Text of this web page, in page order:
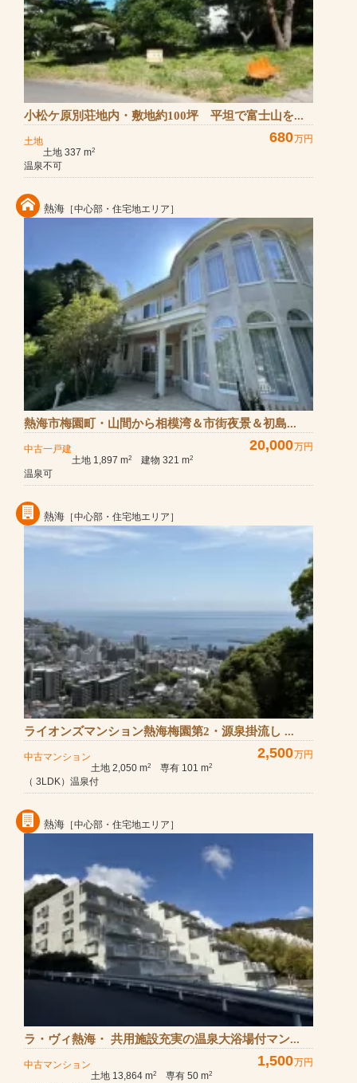
小松ケ原別荘地内・敷地約100坪 平坦で富士山を...
土地 680万円
土地 337 m2
温泉不可
熱海 ［中心部・住宅地エリア］
熱海市梅園町・山間から相模湾＆市街夜景＆初島...
中古一戸建 20,000万円
土地 1,897 m2 建物 321 m2
温泉可
熱海 ［中心部・住宅地エリア］
ライオンズマンション熱海梅園第2・源泉掛流し ...
中古マンション 2,500万円
土地 2,050 m2 専有 101 m2
（ 3LDK）温泉付
熱海 ［中心部・住宅地エリア］
ラ・ヴィ熱海・ 共用施設充実の温泉大浴場付マン...
中古マンション 1,500万円
土地 13,864 m2 専有 50 m2